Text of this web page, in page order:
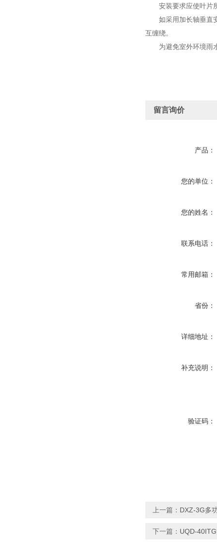
安装要求应使叶片所
如采用加长轴垂直安
互缠绕。
为避免室外环境雨水
留言询价
产品：
您的单位：
您的姓名：
联系电话：
常用邮箱：
省份：
详细地址：
补充说明：
验证码：
上一篇： DXZ-3G多
下一篇： UQD-